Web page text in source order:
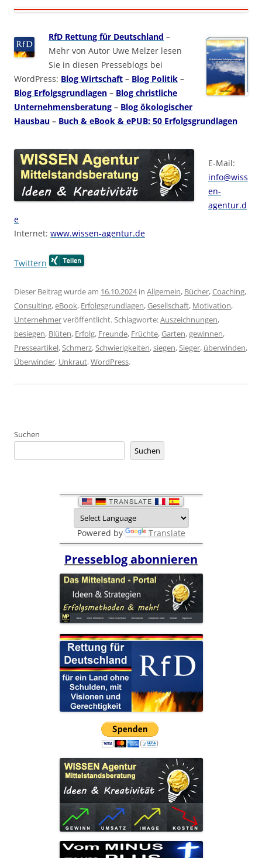
RfD Rettung für Deutschland –
Mehr von Autor Uwe Melzer lesen
Sie in diesen Presseblogs bei
WordPress: Blog Wirtschaft – Blog Politik –
Blog Erfolgsgrundlagen – Blog christliche
Unternehmensberatung – Blog ökologischer
Hausbau – Buch & eBook & ePUB: 50 Erfolgsgrundlagen
E-Mail:
info@wiss
en-
agentur.d
e
Internet: www.wissen-agentur.de
Twittern
Dieser Beitrag wurde am 16.10.2024in Allgemein, Bücher,Coaching,
Consulting,eBook, Erfolgsgrundlagen,Gesellschaft, Motivation,
Unternehmerveröffentlicht. Schlagworte:Auszeichnungen,
besiegen, Blüten, Erfolg, Freunde, Früchte,Garten,gewinnen,
Presseartikel,Schmerz,Schwierigkeiten,siegen,Sieger, überwinden,
Überwinder, Unkraut,WordPress.
Suchen
Suchen
Powered by Translate
Presseblog abonnieren